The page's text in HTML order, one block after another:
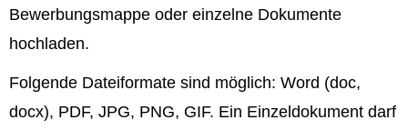
Bewerbungsmappe oder einzelne Dokumente
hochladen.
Folgende Dateiformate sind möglich: Word (doc,
docx), PDF, JPG, PNG, GIF. Ein Einzeldokument darf